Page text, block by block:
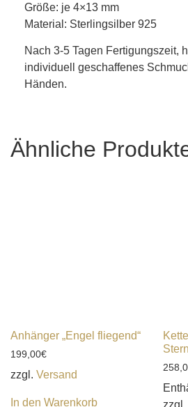
Größe: je 4×13 mm
Material: Sterlingsilber 925
Nach 3-5 Tagen Fertigungszeit,
individuell geschaffenes
Händen.
Ähnliche
Anhänger „Engel fliegend“
199,00€
zzgl. Versand
In den Warenkorb